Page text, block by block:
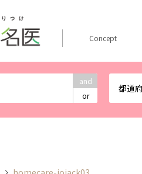
and
or
都道
Concept